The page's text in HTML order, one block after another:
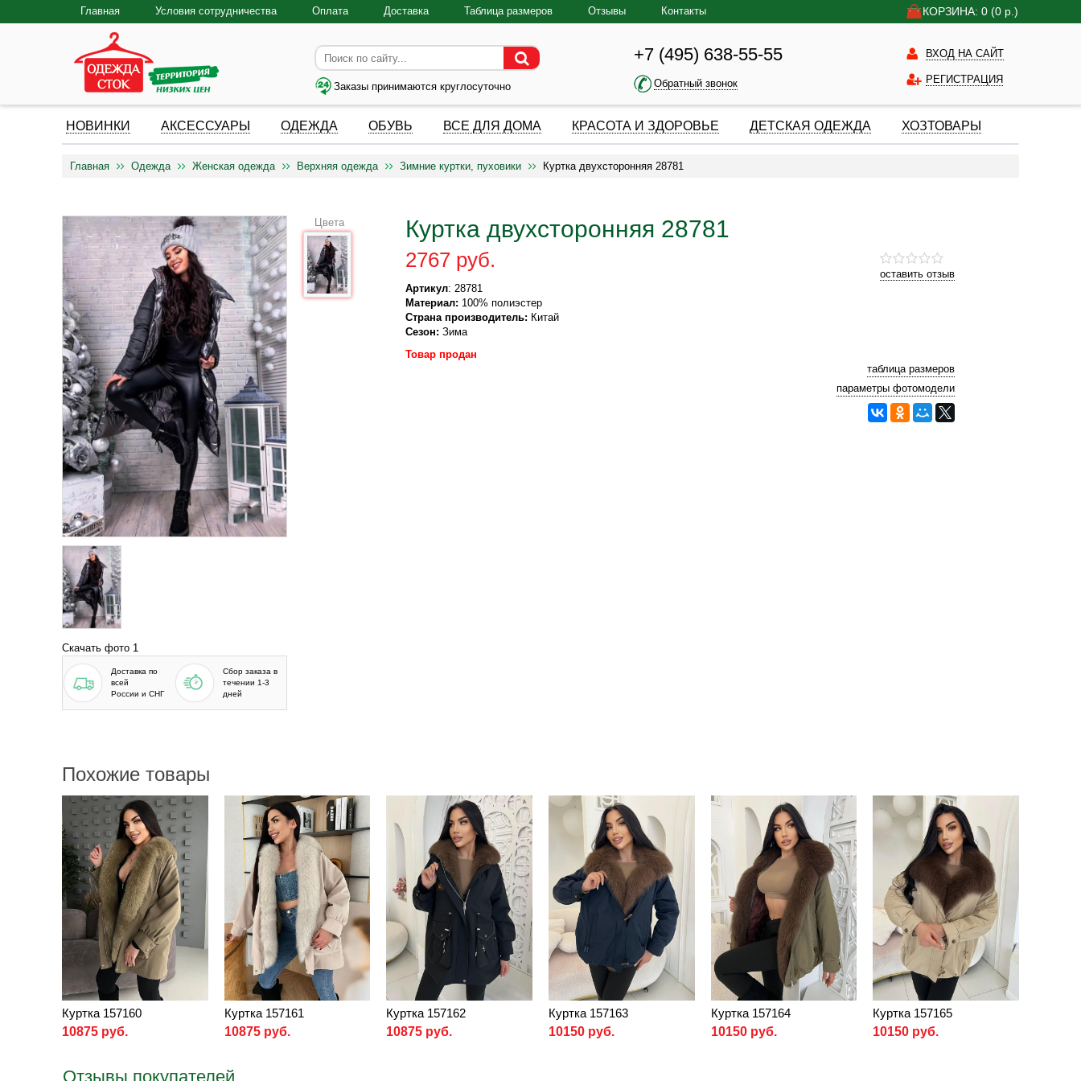
КОРЗИНА: 0 (0 р.)
Главная Условия сотрудничества Оплата Доставка Таблица размеров Отзывы Контакты
Заказы принимаются круглосуточно
+7 (495) 638-55-55
Обратный звонок
ВХОД НА САЙТ
РЕГИСТРАЦИЯ
НОВИНКИ АКСЕССУАРЫ ОДЕЖДА ОБУВЬ ВСЕ ДЛЯ ДОМА КРАСОТА И ЗДОРОВЬЕ ДЕТСКАЯ ОДЕЖДА ХОЗТОВАРЫ
Главная Одежда Женская одежда Верхняя одежда Зимние куртки, пуховики Куртка двухсторонняя 28781
Скачать фото 1
Доставка по
всей
России и СНГ
Сбор заказа в
течении 1-3
дней
Куртка двухсторонняя 28781
оставить отзыв
2767 руб.
Артикул: 28781
Материал: 100% полиэстер
Страна производитель: Китай
Сезон: Зима
Цвета
Товар продан
таблица размеров
параметры фотомодели
Похожие товары
Куртка 157160
10875 руб.
Куртка 157161
10875 руб.
Куртка 157162
10875 руб.
Куртка 157163
10150 руб.
Куртка 157164
10150 руб.
Куртка 157165
10150 руб.
Отзывы покупателей